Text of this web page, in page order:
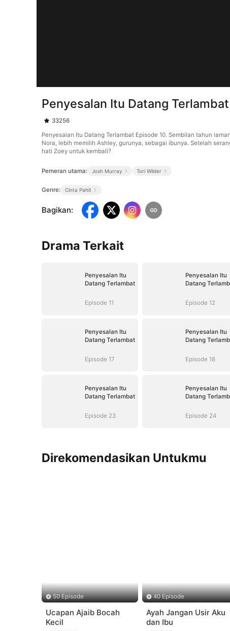
Penyesalan Itu Datang
33256
Penyesalan Itu Datang Terlambat Episode 10. Sembilan tahun
Nora, lebih memilih Ashley, gurunya, sebagai ibunya. Setelah
hati Zoey untuk kembali?
Pemeran utama: Josh Murray Tori Wilder
Genre: Cinta Pahit
Bagikan:
Drama Terkait
Penyesalan Itu
Datang Terlambat
Episode 11
Penyesalan Itu
Datang
Episode 12
Penyesalan Itu
Datang Terlambat
Episode 17
Penyesalan Itu
Datang
Episode 18
Penyesalan Itu
Datang Terlambat
Episode 23
Penyesalan Itu
Datang
Episode 24
Direkomendasikan Untukmu
50 Episode
Ucapan Ajaib Bocah
Kecil
40 Episode
Ayah Jangan Usir Aku
dan Ibu